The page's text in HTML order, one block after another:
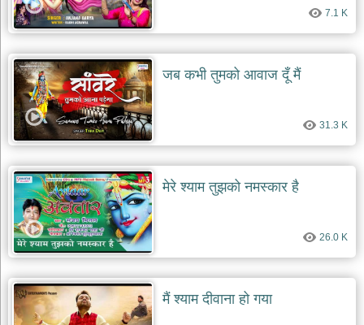
7.1 K
जब कभी तुमको आवाज दूँ मैं
31.3 K
मेरे श्याम तुझको नमस्कार है
26.0 K
मैं श्याम दीवाना हो गया